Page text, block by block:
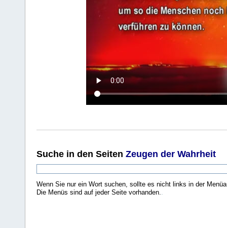
Suche in den Seiten Zeugen der Wahrheit
Wenn Sie nur ein Wort suchen, sollte es nicht links in der
Die Menüs sind auf jeder Seite vorhanden..